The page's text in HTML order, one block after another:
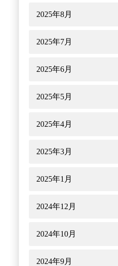
2025年8月
2025年7月
2025年6月
2025年5月
2025年4月
2025年3月
2025年1月
2024年12月
2024年10月
2024年9月